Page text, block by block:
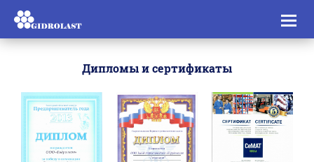
Toggle
Дипломы и сертификаты